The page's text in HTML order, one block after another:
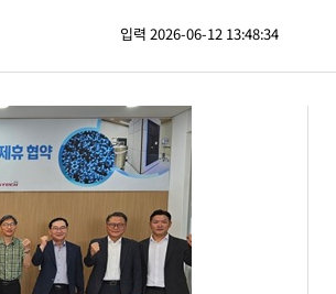
입력 2026-06-12 13:48:34